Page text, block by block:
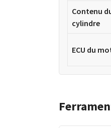
Contenu
cylindre
ECU du